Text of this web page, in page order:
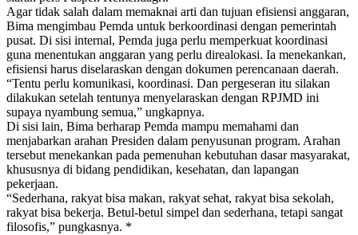
Agar tidak salah dalam memaknai arti dan tujuan efisiensi anggaran,
Bima mengimbau Pemda untuk berkoordinasi dengan pemerintah
pusat. Di sisi internal, Pemda juga perlu memperkuat koordinasi
guna menentukan anggaran yang perlu direalokasi. Ia menekankan,
efisiensi harus diselaraskan dengan dokumen perencanaan daerah.
“Tentu perlu komunikasi, koordinasi. Dan pergeseran itu silakan
dilakukan setelah tentunya menyelaraskan dengan RPJMD ini
supaya nyambung semua,” ungkapnya.
Di sisi lain, Bima berharap Pemda mampu memahami dan
menjabarkan arahan Presiden dalam penyusunan program. Arahan
tersebut menekankan pada pemenuhan kebutuhan dasar masyarakat,
khususnya di bidang pendidikan, kesehatan, dan lapangan
pekerjaan.
“Sederhana, rakyat bisa makan, rakyat sehat, rakyat bisa sekolah,
rakyat bisa bekerja. Betul-betul simpel dan sederhana, tetapi sangat
filosofis,” pungkasnya. *